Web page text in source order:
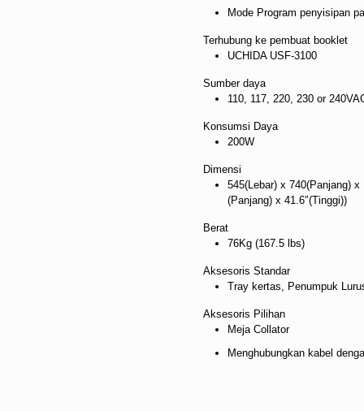
Mode Program penyisipan
Terhubung ke pembuat booklet
UCHIDA USF-3100
Sumber daya
110, 117, 220, 230 or
Konsumsi Daya
200W
Dimensi
545(Lebar) x 740(Panjang)
(Panjang) x 41.6″(Tinggi))
Berat
76Kg (167.5 lbs)
Aksesoris Standar
Tray kertas, Penumpuk
Aksesoris Pilihan
Meja Collator
Menghubungkan kabel